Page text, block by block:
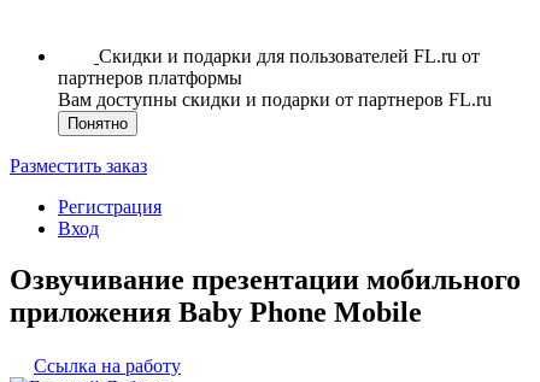
Скидки и подарки для пользователей FL.ru от
партнеров платформы
Вам доступны скидки и подарки от партнеров FL.ru
Понятно
Разместить заказ
Регистрация
Вход
Озвучивание презентации мобильного
приложения Baby Phone Mobile
Ссылка на работу